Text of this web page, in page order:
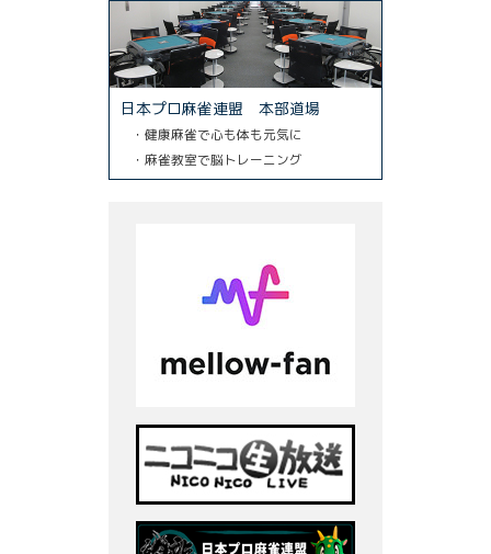
日本プロ麻雀連盟 本部道場
・健康麻雀で心も体も元気に
・麻雀教室で脳トレーニング